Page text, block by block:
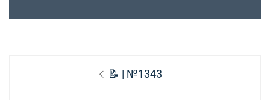
Предыдущая
📝 | №1343